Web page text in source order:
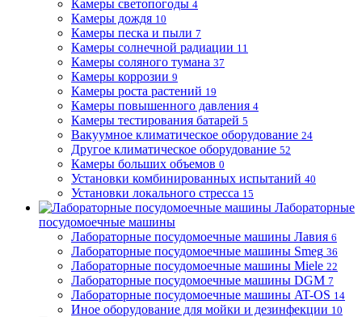
Камеры светопогоды 4
Камеры дождя 10
Камеры песка и пыли 7
Камеры солнечной радиации 11
Камеры соляного тумана 37
Камеры коррозии 9
Камеры роста растений 19
Камеры повышенного давления 4
Камеры тестирования батарей 5
Вакуумное климатическое оборудование 24
Другое климатическое оборудование 52
Камеры больших объемов 0
Установки комбинированных испытаний 40
Установки локального стресса 15
Лабораторные
посудомоечные машины
Лабораторные посудомоечные машины Лавия 6
Лабораторные посудомоечные машины Smeg 36
Лабораторные посудомоечные машины Miele 22
Лабораторные посудомоечные машины DGM 7
Лабораторные посудомоечные машины AT-OS 14
Иное оборудование для мойки и дезинфекции 10